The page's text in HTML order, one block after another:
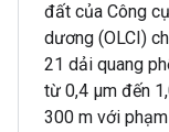
đất của Công
dương (OLCI)
21 dải quang
từ 0,4 µm đến
300 m với